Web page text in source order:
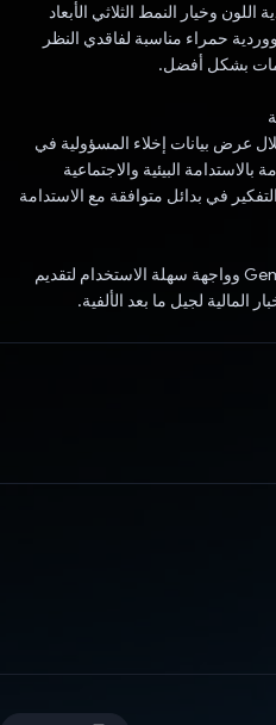
وخيار النمط الثلاثي الأبعاد
حمراء مناسبة لفاقدي النظر
بشكل أفضل.
عرض بيانات إخلاء المسؤولية في
البيئية والاجتماعية
في بدائل متوافقة مع الاستدامة
يجمع تطبيق StarryTrader بين Gemini API وواجهة سهلة الاستخدام لتقديم
لجيل ما بعد الألفية.